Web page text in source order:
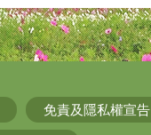
免責及隱私權宣告